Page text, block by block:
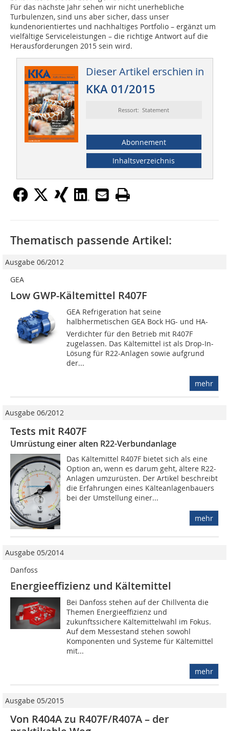
Für das nächste Jahr sehen wir nicht unerhebliche
Turbulenzen, sind uns aber sicher, dass unser
kundenorientiertes und nachhaltiges Portfolio – ergänzt um
vielfältige Serviceleistungen – die richtige Antwort auf die
Herausforderungen 2015 sein wird.
Dieser Artikel erschien in
KKA 01/2015
Ressort: Statement
Abonnement
Inhaltsverzeichnis
Thematisch passende Artikel:
Ausgabe 06/2012
GEA
Low GWP-Kältemittel R407F
GEA Refrigeration hat seine
halbhermetischen GEA Bock HG- und HA-
Verdichter für den Betrieb mit R407F
zugelassen. Das Kältemittel ist als Drop-In-
Lösung für R22-Anlagen sowie aufgrund
der...
mehr
Ausgabe 06/2012
Tests mit R407F
Umrüstung einer alten R22-Verbundanlage
Das Kältemittel R407F bietet sich als eine
Option an, wenn es darum geht, ältere R22-
Anlagen umzurüsten. Der Artikel beschreibt
die Erfahrungen eines Kälteanlagenbauers
bei der Umstellung einer...
mehr
Ausgabe 05/2014
Danfoss
Energieeffizienz und Kältemittel
Bei Danfoss stehen auf der Chillventa die
Themen Energieeffizienz und
zukunftssichere Kältemittelwahl im Fokus.
Auf dem Messestand stehen sowohl
Komponenten und Systeme für Kältemittel
mit...
mehr
Ausgabe 05/2015
Von R404A zu R407F/R407A – der